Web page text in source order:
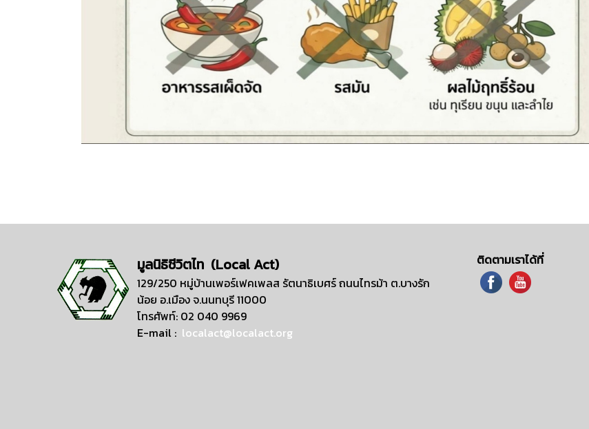
มูลนิธิชีวิตไท (Local Act)
129/250 หมู่บ้านเพอร์เฟคเพลส รัตนาธิเบศร์ ถนนไทรม้า ต.บางรัก
น้อย อ.เมือง จ.นนทบุรี 11000
โทรศัพท์: 02 040 9969
E-mail : localact@localact.org
ติดตามเราได้ที่